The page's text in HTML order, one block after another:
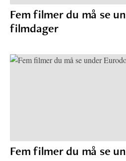
Fem filmer du må se
filmdager
Fem filmer du må se